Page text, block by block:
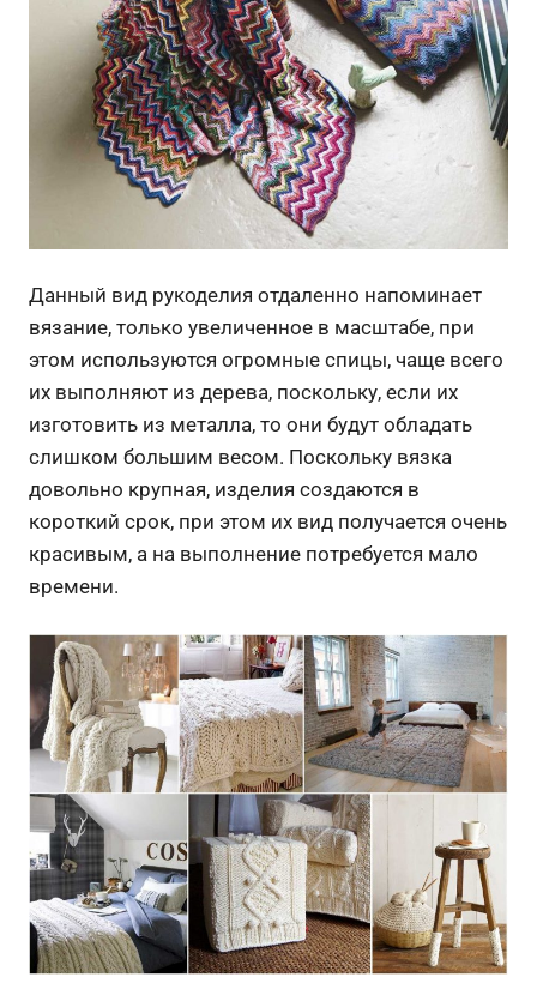
Данный вид рукоделия отдаленно напоминает
вязание, только увеличенное в масштабе, при
этом используются огромные спицы, чаще всего
их выполняют из дерева, поскольку, если их
изготовить из металла, то они будут обладать
слишком большим весом. Поскольку вязка
довольно крупная, изделия создаются в
короткий срок, при этом их вид получается очень
красивым, а на выполнение потребуется мало
времени.